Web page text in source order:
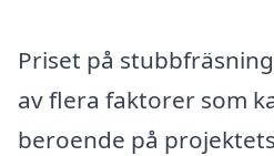
Priset på
av flera faktorer som
beroende på